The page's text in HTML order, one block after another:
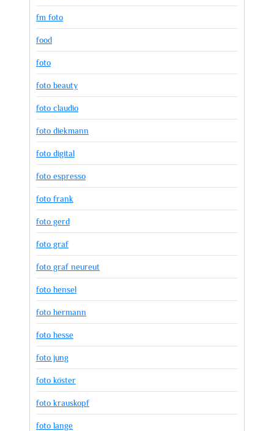
fm foto
food
foto
foto beauty
foto claudio
foto diekmann
foto digital
foto espresso
foto frank
foto gerd
foto graf
foto graf neureut
foto hensel
foto hermann
foto hesse
foto jung
foto köster
foto krauskopf
foto lange